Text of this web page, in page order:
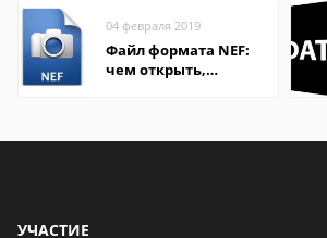
04 февраля 2019
Файл формата NEF:
чем открыть,
УЧАСТИЕ